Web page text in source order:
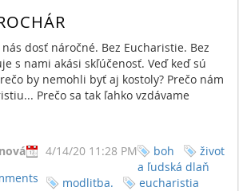
dosť náročné. Bez Eucharistie. Bez
s nami akási skľúčenosť. Veď keď sú
by nemohli byť aj kostoly? Prečo nám
Prečo sa tak ľahko vzdávame
4/14/20 11:28 PM
boh
život
a ľudská dlaň
modlitba.
eucharistia